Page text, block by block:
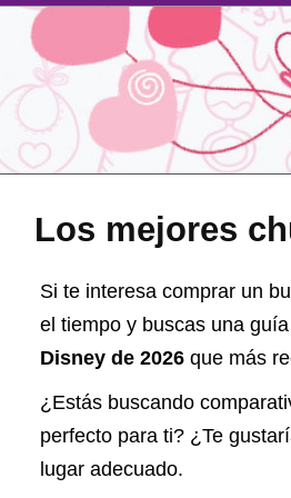
Los mejores
Si te interesa comprar un
el tiempo y buscas una
Disney de 2026 que más
¿Estás buscando
perfecto para ti? ¿Te
lugar adecuado.